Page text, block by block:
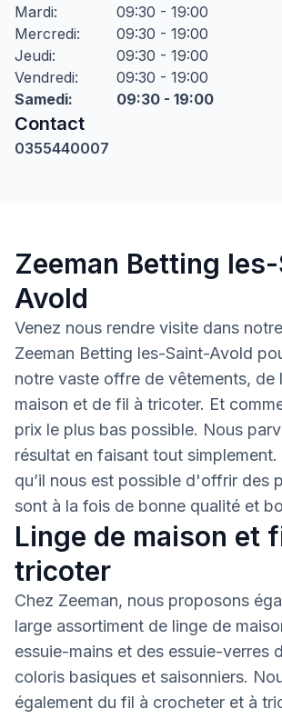
Mardi:
09:30 - 19:00
Mercredi:
09:30 - 19:00
Jeudi:
09:30 - 19:00
Vendredi:
09:30 - 19:00
Samedi: 09:30 - 19:00
Contact
0355440007
Zeeman Betting
Avold
Venez nous rendre visite dans
Zeeman Betting les-Saint-Avold
notre vaste offre de vêtements, de
maison et de fil à tricoter. Et
prix le plus bas possible. Nous
résultat en faisant tout simplement.
qu’il nous est possible d'offrir des
sont à la fois de bonne qualité et
Linge de maison et
tricoter
Chez Zeeman, nous proposons
large assortiment de linge de
essuie-mains et des essuie-verres
coloris basiques et saisonniers.
également du fil à crocheter et à